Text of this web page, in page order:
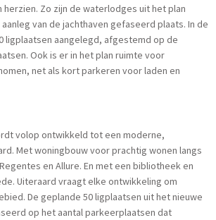
Zo zijn de waterlodges uit het plan
van de jachthaven gefaseerd plaats. In de
ligplaatsen aangelegd, afgestemd op de
Ook is er in het plan ruimte voor
net als kort parkeren voor laden en
volop ontwikkeld tot een moderne,
Met woningbouw voor prachtig wonen langs
en Allure. En met een bibliotheek en
Uiteraard vraagt elke ontwikkeling om
De geplande 50 ligplaatsen uit het nieuwe
op het aantal parkeerplaatsen dat